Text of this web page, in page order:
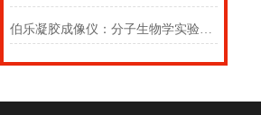
伯乐凝胶成像仪：分子生物学实验室的“数据捕获之眼”